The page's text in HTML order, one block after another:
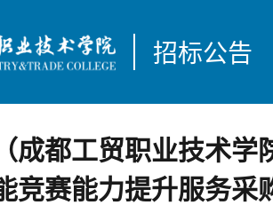
招标公告
成都工贸职业技术学
竞赛能力提升服务采